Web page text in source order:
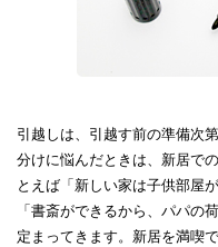
引越しは、引越す前の準備次
分けに悩んだときは、新居で
とえば「新しい家は子供部屋
「書斎ができるから、パパの
定まってきます。新居を満喫